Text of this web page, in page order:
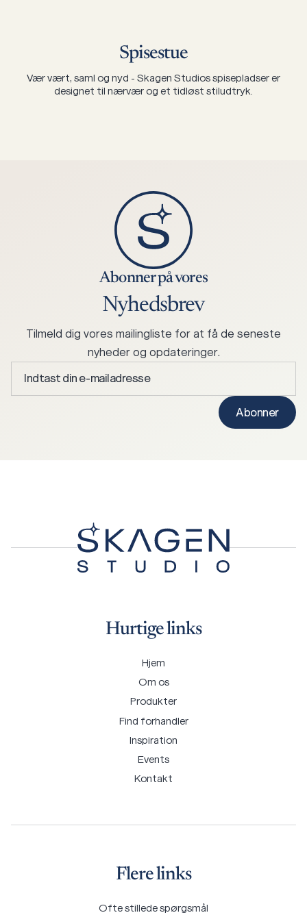
Spisestue
Vær vært, saml og nyd - Skagen Studios spisepladser er
designet til nærvær og et tidløst stiludtryk.
Abonner på vores
Nyhedsbrev
Tilmeld dig vores mailingliste for at få de seneste
nyheder og opdateringer.
Indtast
Abonner
Hurtige links
Hjem
Om os
Produkter
Find forhandler
Inspiration
Events
Kontakt
Flere links
Ofte stillede spørgsmål